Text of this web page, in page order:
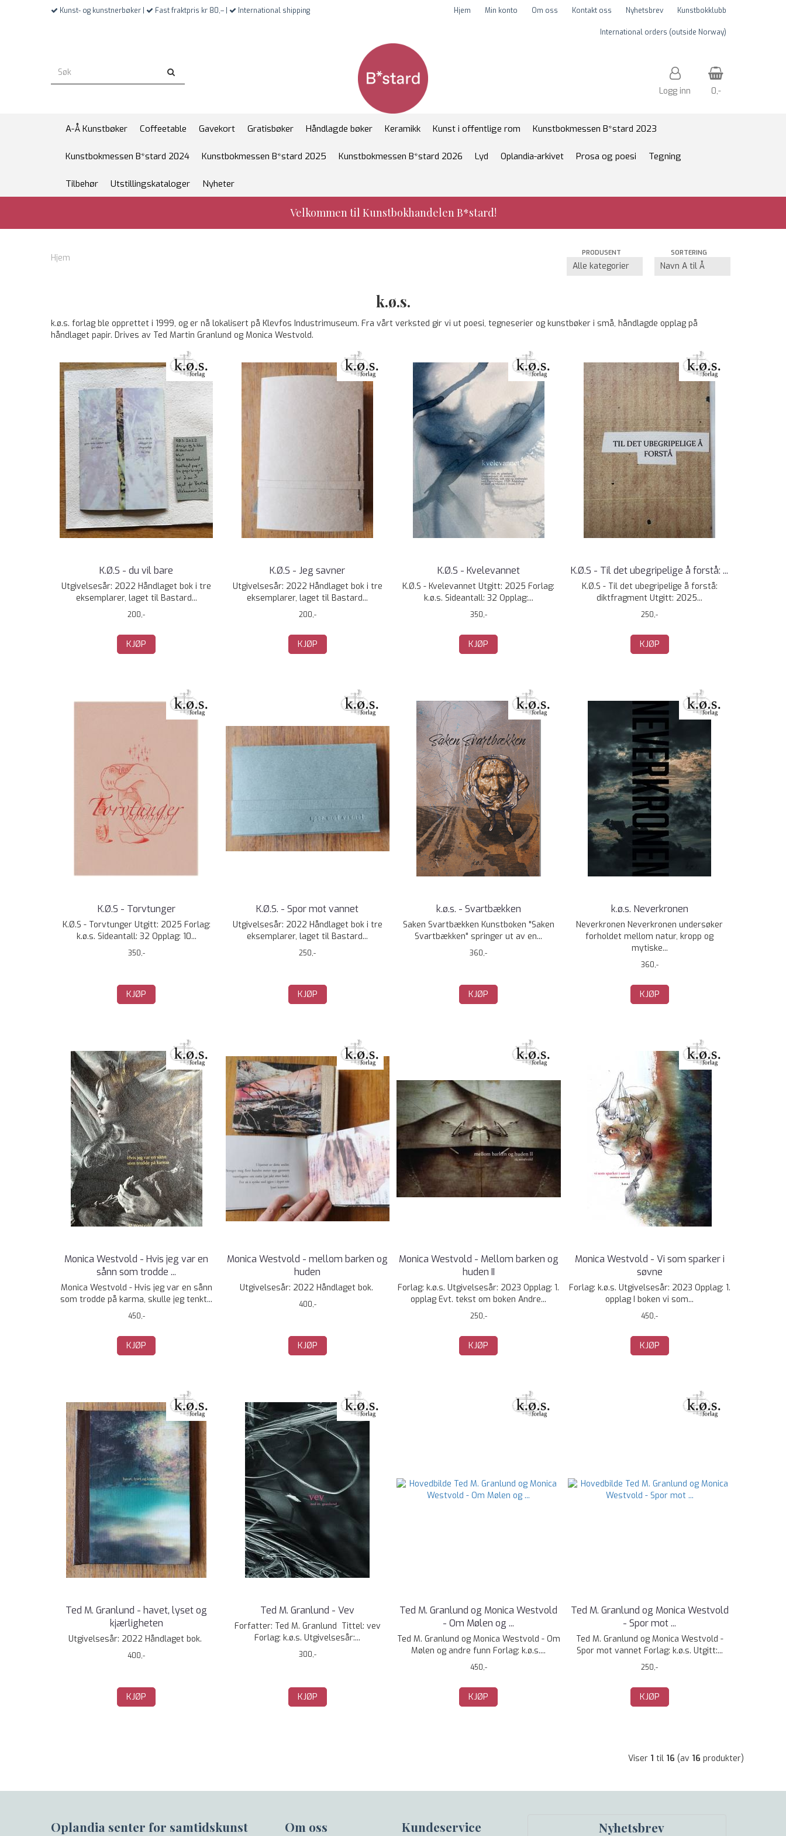
Kunst- og kunstnerbøker | Fast fraktpris kr 80,– | International shipping Hjem Min konto Om oss Kontakt oss Nyhetsbrev Kunstbokklubb
International orders (outside Norway)
Logg inn 0,-
A-Å Kunstbøker Coffeetable Gavekort Gratisbøker Håndlagde bøker Keramikk Kunst i offentlige rom Kunstbokmessen B*stard 2023
Kunstbokmessen B*stard 2024 Kunstbokmessen B*stard 2025 Kunstbokmessen B*stard 2026 Lyd Oplandia-arkivet Prosa og poesi Tegning
Tilbehør Utstillingskataloger Nyheter
Velkommen til Kunstbokhandelen B*stard!
Hjem PRODUSENT SORTERING
k.ø.s.
k.ø.s. forlag ble opprettet i 1999, og er nå lokalisert på Klevfos Industrimuseum. Fra vårt verksted gir vi ut poesi, tegneserier og kunstbøker i små, håndlagde opplag på
håndlaget papir. Drives av Ted Martin Granlund og Monica Westvold.
K.Ø.S - du vil bare
Utgivelsesår: 2022 Håndlaget bok i tre
eksemplarer, laget til Bastard...
200,-
KJØP
K.Ø.S - Jeg savner
Utgivelsesår: 2022 Håndlaget bok i tre
eksemplarer, laget til Bastard...
200,-
KJØP
K.Ø.S - Kvelevannet
K.Ø.S - Kvelevannet Utgitt: 2025 Forlag:
k.ø.s. Sideantall: 32 Opplag:...
350,-
KJØP
K.Ø.S - Til det ubegripelige å forstå: ...
K.Ø.S - Til det ubegripelige å forstå:
diktfragment Utgitt: 2025...
250,-
KJØP
K.Ø.S - Torvtunger
K.Ø.S - Torvtunger Utgitt: 2025 Forlag:
k.ø.s. Sideantall: 32 Opplag: 10...
350,-
KJØP
K.Ø.S. - Spor mot vannet
Utgivelsesår: 2022 Håndlaget bok i tre
eksemplarer, laget til Bastard...
250,-
KJØP
k.ø.s. - Svartbækken
Saken Svartbækken Kunstboken "Saken
Svartbækken" springer ut av en...
360,-
KJØP
k.ø.s. Neverkronen
Neverkronen Neverkronen undersøker
forholdet mellom natur, kropp og
mytiske...
360,-
KJØP
Monica Westvold - Hvis jeg var en
sånn som trodde ...
Monica Westvold - Hvis jeg var en sånn
som trodde på karma, skulle jeg tenkt...
450,-
KJØP
Monica Westvold - mellom barken og
huden
Utgivelsesår: 2022 Håndlaget bok.
400,-
KJØP
Monica Westvold - Mellom barken og
huden II
Forlag: k.ø.s. Utgivelsesår: 2023 Opplag: 1.
opplag Evt. tekst om boken Andre...
250,-
KJØP
Monica Westvold - Vi som sparker i
søvne
Forlag: k.ø.s. Utgivelsesår: 2023 Opplag: 1.
opplag I boken vi som...
450,-
KJØP
Ted M. Granlund - havet, lyset og
kjærligheten
Utgivelsesår: 2022 Håndlaget bok.
400,-
KJØP
Ted M. Granlund - Vev
Forfatter: Ted M. Granlund Tittel: vev
Forlag: k.ø.s. Utgivelsesår:...
300,-
KJØP
Ted M. Granlund og Monica Westvold
- Om Mølen og ...
Ted M. Granlund og Monica Westvold - Om
Mølen og andre funn Forlag: k.ø.s....
450,-
KJØP
Ted M. Granlund og Monica Westvold
- Spor mot ...
Ted M. Granlund og Monica Westvold -
Spor mot vannet Forlag: k.ø.s. Utgitt:...
250,-
KJØP
Viser 1 til 16 (av 16 produkter)
Oplandia senter for samtidskunst Om oss Kundeservice Nyhetsbrev
Trykk ENTER for å søke